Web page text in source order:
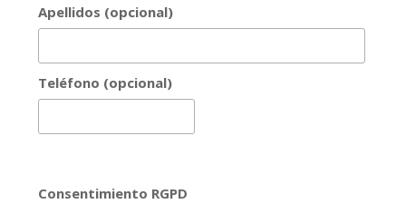
Apellidos (opcional)
Teléfono (opcional)
Consentimiento RGPD